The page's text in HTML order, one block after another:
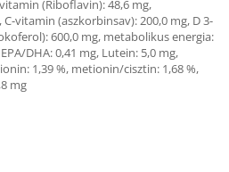
(Riboflavin): 48,6 mg,
vitamin (aszkorbinsav): 200,0 mg, D 3-
600,0 mg, metabolikus energia:
DHA: 0,41 mg, Lutein: 5,0 mg,
1,39 %, metionin/cisztin: 1,68 %,
mg